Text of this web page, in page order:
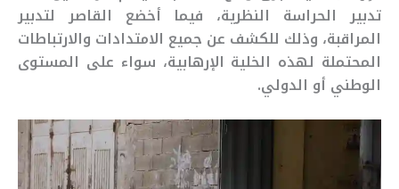
تدبير الحراسة النظرية، فيما أخضع القاصر لتدبير
المراقبة، وذلك للكشف عن جميع الامتدادات والارتباطات
المحتملة لهذه الخلية الإرهابية، سواء على المستوى
الوطني أو الدولي.